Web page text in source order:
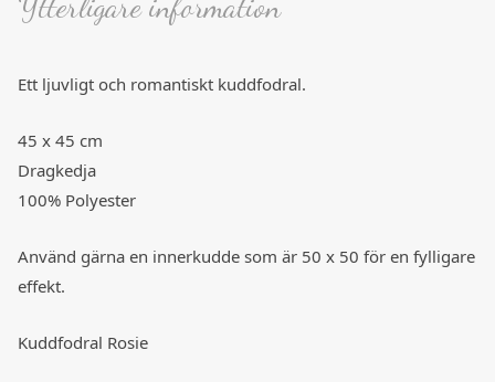
Ett ljuvligt och romantiskt kuddfodral.
45 x 45 cm
Dragkedja
100% Polyester
Använd gärna en innerkudde som är 50 x 50 för en fylligare
effekt.
Kuddfodral Rosie